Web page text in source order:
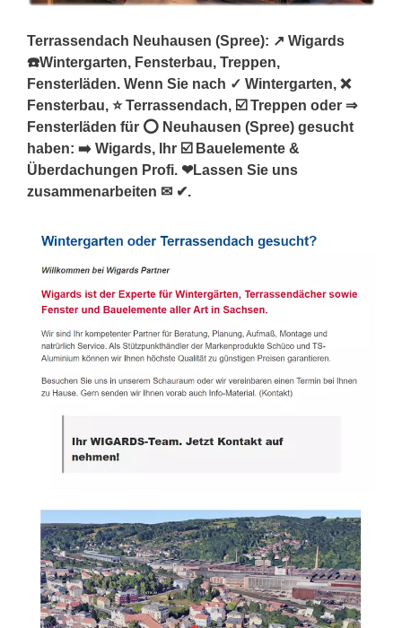
Terrassendach Neuhausen (Spree): ↗️ Wigards
☎️Wintergarten, Fensterbau, Treppen,
Fensterläden. Wenn Sie nach ✓ Wintergarten, ❌
Fensterbau, ⭐ Terrassendach, ☑️ Treppen oder ⇒
Fensterläden für ⭕ Neuhausen (Spree) gesucht
haben: ➡️ Wigards, Ihr ☑️ Bauelemente &
Überdachungen Profi. ❤Lassen Sie uns
zusammenarbeiten ✉ ✔.